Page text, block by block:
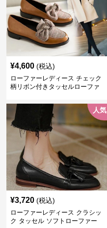
¥4,600 (税込)
ローファーレディース チェック
柄リボン付きタッセルローファ
人気
¥3,720 (税込)
ローファーレディース クラシッ
ク タッセル ソフトローファー